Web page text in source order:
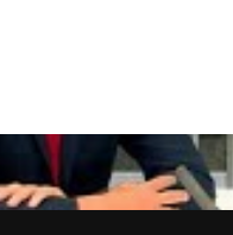
eine Einwilligung